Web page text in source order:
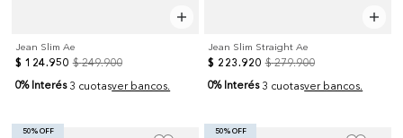
Jean Slim Ae
$ 124.950 $ 249.900
0% Interés 3 cuotasver bancos.
Jean Slim Straight Ae
$ 223.920 $ 279.900
0% Interés 3 cuotasver bancos.
50% OFF 50% OFF